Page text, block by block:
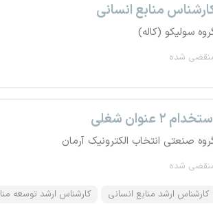
منابع انسانی
سولیکو (کاله)
شده
۲ عنوان شغلی
صنعتی انتخاب الکترونیک آرمان
شده
کارشناس ارشد منابع انسانی کارشناس ارشد توسعه